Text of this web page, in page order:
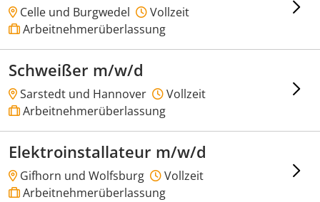
Celle und Burgwedel
Vollzeit
Arbeitnehmerüberlassung
Schweißer m/w/d
Sarstedt und Hannover
Vollzeit
Arbeitnehmerüberlassung
Elektroinstallateur m/w/d
Gifhorn und Wolfsburg
Vollzeit
Arbeitnehmerüberlassung